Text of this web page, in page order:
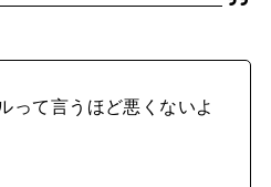
って言うほど悪くないよ